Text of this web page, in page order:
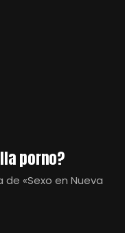
porno?
«Sexo en Nueva